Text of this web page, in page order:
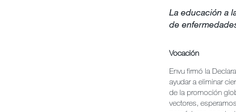
La educación a
de
Vocación
Envu firmó la
ayudar a eliminar
de la promoción
vectores,